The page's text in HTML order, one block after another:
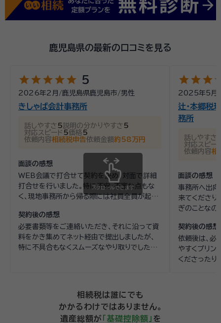
鹿児島県の最新の口コミを見る
starstarstarstarstar 5
2026年2月 /鹿児島県鹿児島市/男性
きしゃば会計事務所
話しやすさ 5説明の分かりやすさ 5
対応スピード 5価格 5
依頼内容相続税申告依頼金額約58万円
面談の感想
WEB会議で打合せて契約を決め、対面で詳細
打合せを行いました。特に不安・不審な点もな
く、現地事務所から帰る際には社員全員が起立
申告の経験が豊富でWEBサイトでの情報発信
も多く、土地の評価や万一の税務調査対応にお
いて地元の方が有利で、費用面でも競争力の高
いものだったことで、依頼を決めました。
契約後の感想
必要書類等をご連絡いただき、それに沿って資
料をかき集めてネット経由で提出しましたが、
特に不具合もなくスムーズなやり取りでした。確
starstarstar
2025年5月
辻・本郷税
務所
話しやすさ
対応スピー
依頼内容相
面談の感想
事務所へ出向
来てくださり
ぎのことなの
ったので、そ
契約後の感想
依頼後は、必
やすくプリン
くださったり
スクロールできます
相続税は誰にでも
かかるわけではありません。
遺産総額が 「基礎控除額」 を